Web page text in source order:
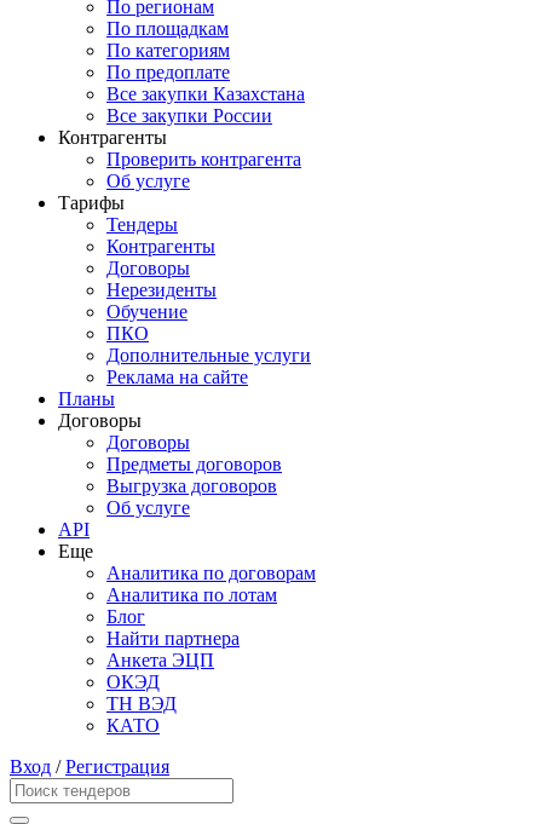
По регионам
По площадкам
По категориям
По предоплате
Все закупки Казахстана
Все закупки России
Контрагенты
Проверить контрагента
Об услуге
Тарифы
Тендеры
Контрагенты
Договоры
Нерезиденты
Обучение
ПКО
Дополнительные услуги
Реклама на сайте
Планы
Договоры
Договоры
Предметы договоров
Выгрузка договоров
Об услуге
API
Еще
Аналитика по договорам
Аналитика по лотам
Блог
Найти партнера
Анкета ЭЦП
ОКЭД
ТН ВЭД
КАТО
Вход /Регистрация